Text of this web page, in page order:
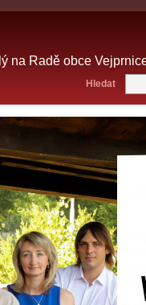
Radě obce
Hledat